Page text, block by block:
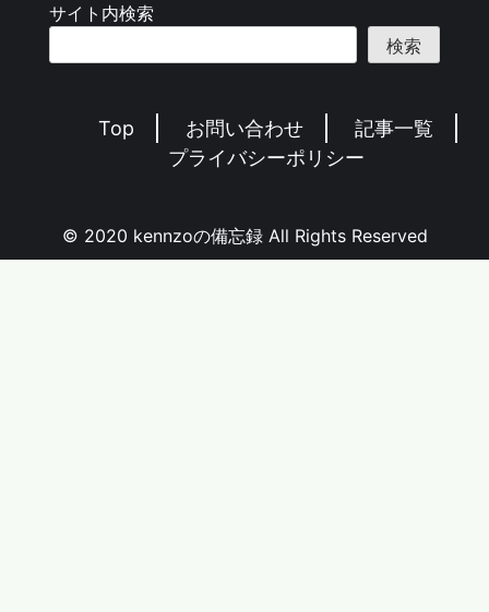
サイト内検索
検索
Top お問い合わせ
記事一覧
プライバシーポリシー
© 2020 kennzoの備忘録 All Rights Reserved